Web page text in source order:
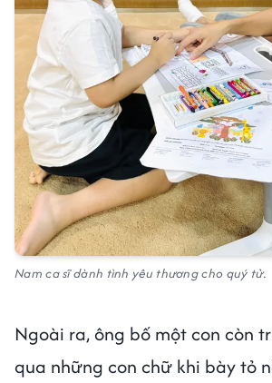
Nam ca sĩ dành tình yêu thương cho quý tử.
Ngoài ra, ông bố một con còn
qua những con chữ khi bày tỏ